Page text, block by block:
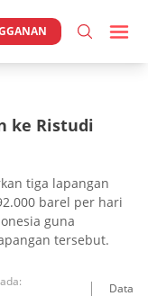
ke Ristudi
tiga lapangan
barel per hari
guna
tersebut.
Data